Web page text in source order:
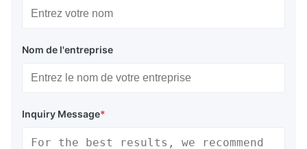
Nom de l'entreprise
Inquiry Message*